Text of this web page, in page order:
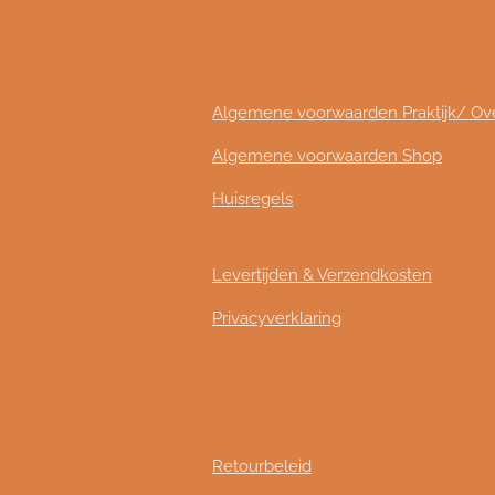
Algemene voorwaarden Praktijk/
Algemene voorwaarden Shop
Huisregels
Levertijden & Verzendkosten
Privacyverklaring
Retourbeleid